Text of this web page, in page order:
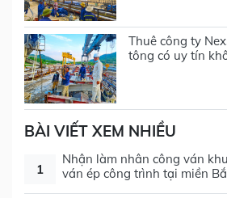
Thuê công ty
tông có uy tín
BÀI VIẾT XEM NHIỀU
1
Nhận làm nhân công ván
ván ép công trình tại miền